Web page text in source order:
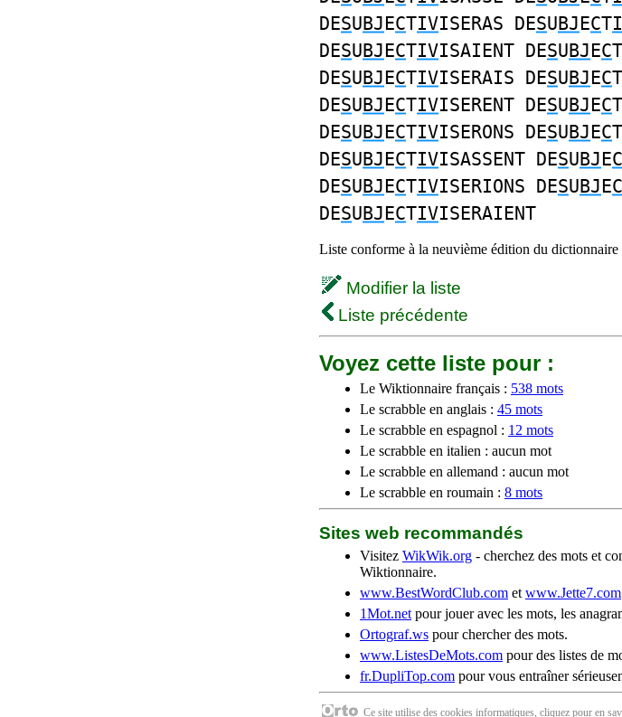
DESUBJECTIVISERAS DESUBJECT
DESUBJECTIVISAIENT DESUBJECT
DESUBJECTIVISERAIS DESUBJECT
DESUBJECTIVISERENT DESUBJECT
DESUBJECTIVISERONS DESUBJECT
DESUBJECTIVISASSENT DESUBJEC
DESUBJECTIVISERIONS DESUBJEC
DESUBJECTIVISERAIENT
Liste conforme à la neuvième édition du
Modifier la liste
Liste précédente
Voyez cette liste pour :
Le Wiktionnaire français : 538 mots
Le scrabble en anglais : 45 mots
Le scrabble en espagnol : 12 mots
Le scrabble en italien : aucun mot
Le scrabble en allemand : aucun mot
Le scrabble en roumain : 8 mots
Sites web recommandés
Visitez WikWik.org - cherchez des mots et
Wiktionnaire.
www.BestWordClub.com et www.Jette7.com
1Mot.net pour jouer avec les mots, les
Ortograf.ws pour chercher des mots.
www.ListesDeMots.com pour des listes de
fr.DupliTop.com pour vous entraîner
Ce site utilise des cookies informatiques, cliquez pour en